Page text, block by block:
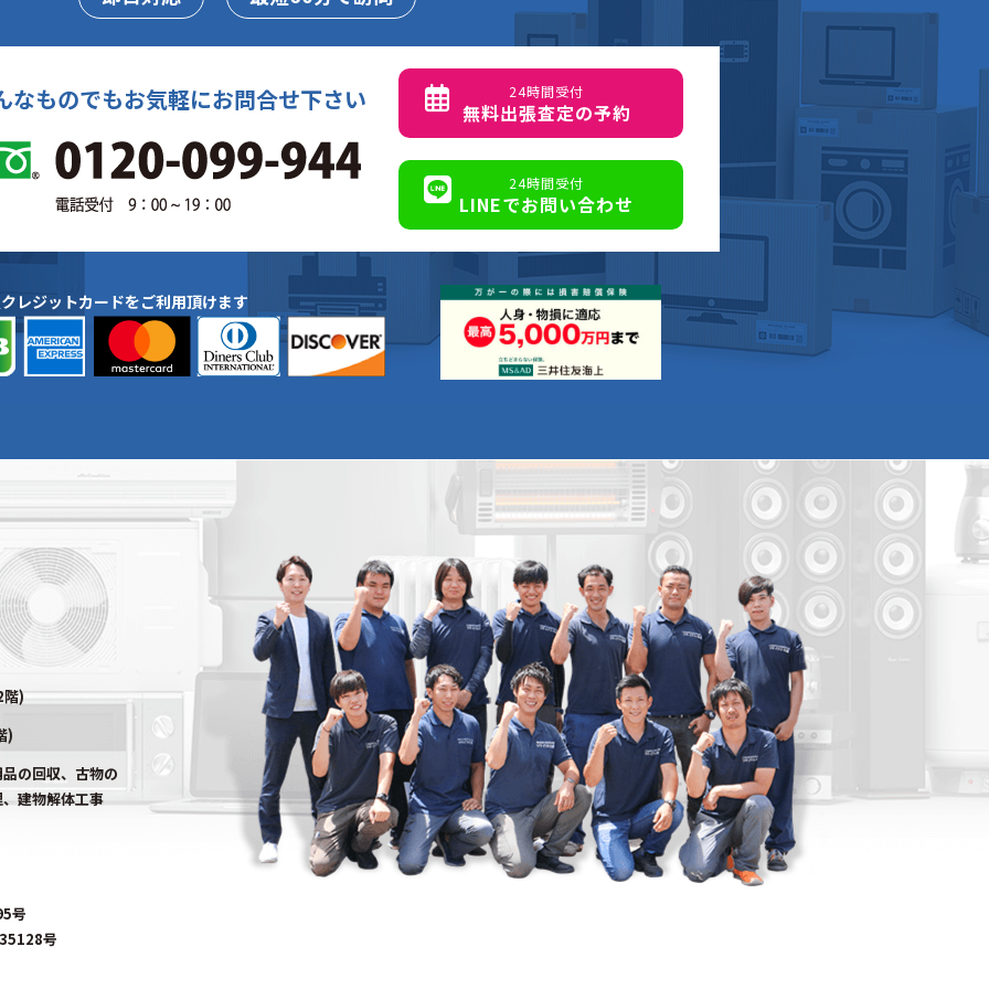
なものでもお気軽にお問合せ下さい 24時間受付
無料出張査定の予約
24時間受付
LINEでお問い合わせ
レジットカードをご利用頂けます
)
)
の回収、古物の
建物解体工事
号
号